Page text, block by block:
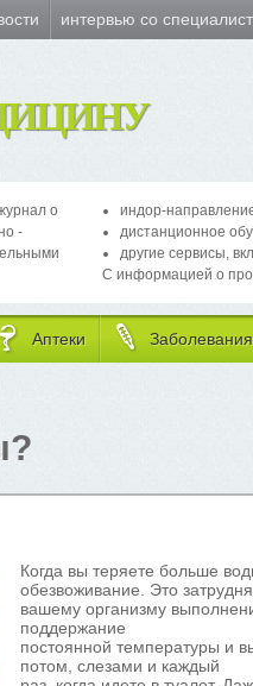
интервью со
о
-
индор-
дистанционное
другие сервисы,
С информацией о
Аптеки Заболевания
Когда вы теряете больше
обезвоживание. Это
вашему организму
поддержание
постоянной температуры и
потом, слезами и каждый